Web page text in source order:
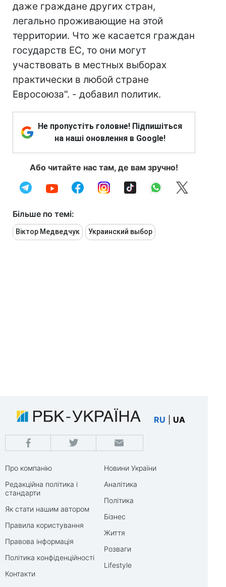
даже граждане других стран,
легально проживающие на этой
территории. Что же касается граждан
государств ЕС, то они могут
участвовать в местных выборах
практически в любой стране
Евросоюза". - добавил политик.
Не пропустіть головне! Підпишіться
на наші оновлення в Google!
Або читайте нас там, де вам зручно!
Більше по темі:
Віктор Медведчук Украинский выбор
RU UA
Про компанію
Редакційна політика і
стандарти
Як стати нашим автором
Правила користування
Правова інформація
Політика конфіденційності
Контакти
Новини України
Аналітика
Політика
Бізнес
Життя
Розваги
Lifestyle